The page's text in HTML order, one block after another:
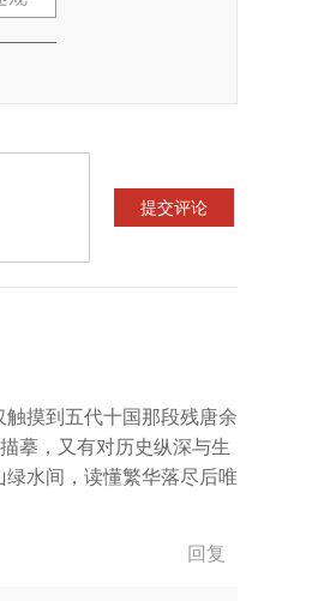
摸到五代十国那段残唐余
摹，又有对历史纵深与生
水间，读懂繁华落尽后唯
回复